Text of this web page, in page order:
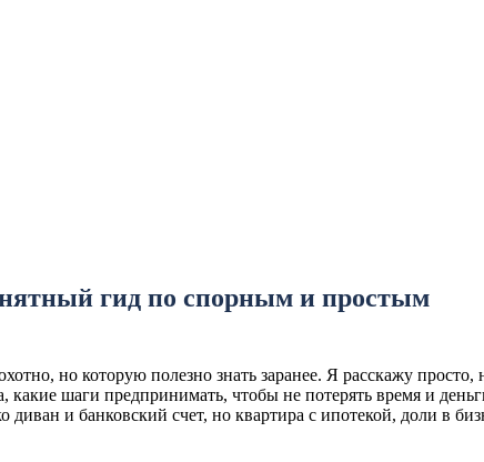
гид по спорным и простым
но которую полезно знать заранее. Я расскажу просто,
какие шаги предпринимать, чтобы не потерять время и
и банковский счет, но квартира с ипотекой, доли в